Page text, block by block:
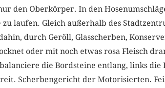
den Oberkörper. In den
zu laufen. Gleich außerhalb des
durch Geröll, Glasscherben,
oder mit noch etwas rosa Fleisch
die Bordsteine entlang, links
Scherbengericht der Motorisierten.